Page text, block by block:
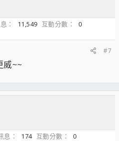
11,549 互動分數
0
#7
威~~
息 174 互動分數
0